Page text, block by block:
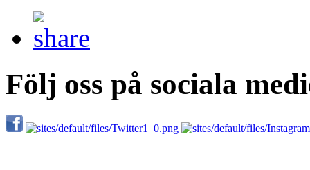
Följ oss på sociala